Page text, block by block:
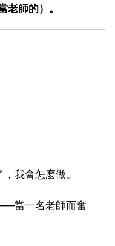
老師的）。
我會怎麼做。
當一名老師而奮